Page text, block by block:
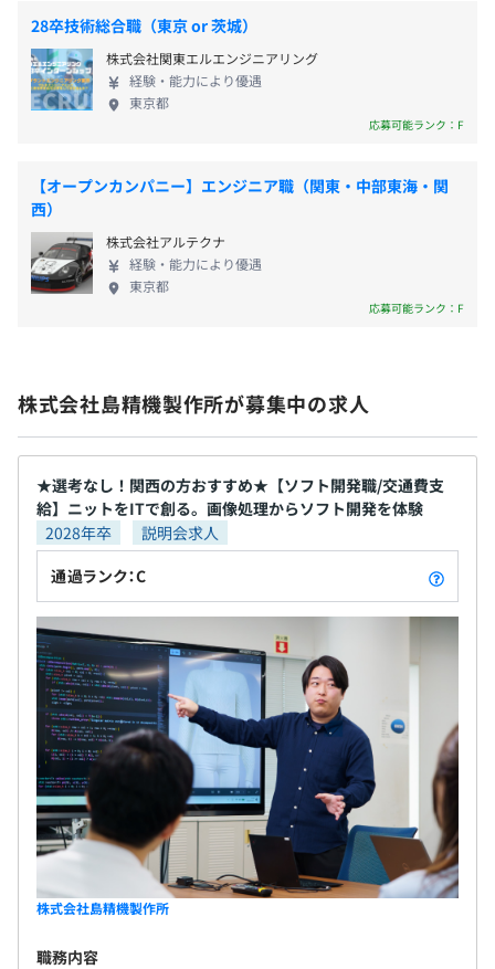
社会保険完備（健康保険、厚生年金、雇用保険、労災保
険）、GLTD制度
雇用関係なし
3カ月（条件などの変更はありません）
女性11人/11人
役員及び管理的地位にある者に占める女性の割合
役員25.0%
管理職4.9%
開発やIT化を促進するWEBサービス、自社システム
のアプリ開発に携われることです。開発本部と生産本
部を同じ拠点に置いており、モノづくりやシステム
開発に一貫して関われる点が特徴です。創業来62
年、世界初のものづくりに挑み続けてきました。 頼
んか？
28卒技術総合職（東京 or 茨城）
株式会社関東エルエンジニアリング
経験・能力により優遇
東京都
応募可能ランク：F
【オープンカンパニー】エンジニア職（関東・中部東海・関
西）
株式会社アルテクナ
経験・能力により優遇
東京都
応募可能ランク：F
株式会社島精機製作所が募集中の求人
★選考なし！関西の方おすすめ★【ソフト開発職/交通費支
給】ニットをITで創る。画像処理からソフト開発を体験
2028年卒
説明会求人
通過ランク：C
株式会社島精機製作所
職務内容